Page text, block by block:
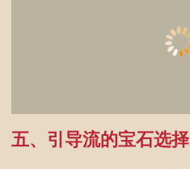
五、引导流的宝石选择